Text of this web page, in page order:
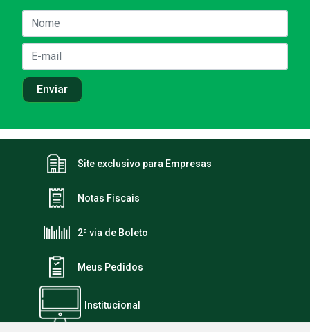
Site exclusivo para Empresas
Notas Fiscais
2ª via de Boleto
Meus Pedidos
Institucional